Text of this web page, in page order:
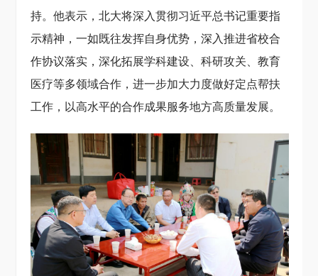
持。他表示，北大将深入贯彻习近平总书记重要指
示精神，一如既往发挥自身优势，深入推进省校合
作协议落实，深化拓展学科建设、科研攻关、教育
医疗等多领域合作，进一步加大力度做好定点帮扶
工作，以高水平的合作成果服务地方高质量发展。